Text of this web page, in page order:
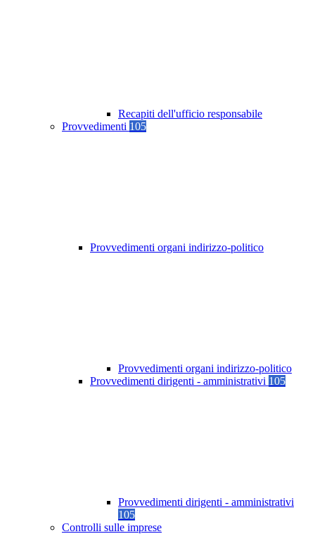
Recapiti dell'ufficio responsabile
Provvedimenti 105
Provvedimenti organi indirizzo-politico
Provvedimenti organi indirizzo-politico
Provvedimenti dirigenti - amministrativi 105
Provvedimenti dirigenti - amministrativi
105
Controlli sulle imprese